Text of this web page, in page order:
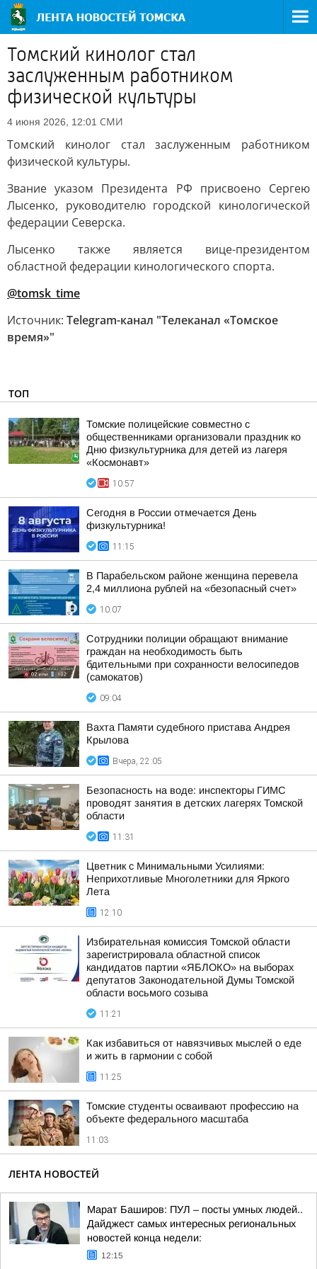
Томский кинолог стал
заслуженным работником
физической культуры
4 июня 2026, 12:01 СМИ
Томский кинолог стал заслуженным работником
физической культуры.
Звание указом Президента РФ присвоено Сергею
Лысенко, руководителю городской кинологической
федерации Северска.
Лысенко также является вице-президентом
областной федерации кинологического спорта.
@tomsk_time
Источник: Telegram-канал "Телеканал «Томское
время»"
ТОП
Томские полицейские совместно с
общественниками организовали праздник ко
Дню физкультурника для детей из лагеря
«Космонавт»
10:57
Сегодня в России отмечается День
физкультурника!
11:15
В Парабельском районе женщина перевела
2,4 миллиона рублей на «безопасный счет»
10:07
Сотрудники полиции обращают внимание
граждан на необходимость быть
бдительными при сохранности велосипедов
(самокатов)
09:04
Вахта Памяти судебного пристава Андрея
Крылова
Вчера, 22:05
Безопасность на воде: инспекторы ГИМС
проводят занятия в детских лагерях Томской
области
11:31
Цветник с Минимальными Усилиями:
Неприхотливые Многолетники для Яркого
Лета
12:10
Избирательная комиссия Томской области
зарегистрировала областной список
кандидатов партии «ЯБЛОКО» на выборах
депутатов Законодательной Думы Томской
области восьмого созыва
11:21
Как избавиться от навязчивых мыслей о еде
и жить в гармонии с собой
11:25
Томские студенты осваивают профессию на
объекте федерального масштаба
11:03
ЛЕНТА НОВОСТЕЙ
Марат Баширов: ПУЛ – посты умных людей..
Дайджест самых интересных региональных
новостей конца недели:
12:15